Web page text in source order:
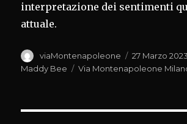
interpretazione dei sentimenti
attuale.
Autore
viaMontenapoleone
Pubblicato
il
27 Marzo 2023
Maddy Bee
Tag
Via Montenapoleone